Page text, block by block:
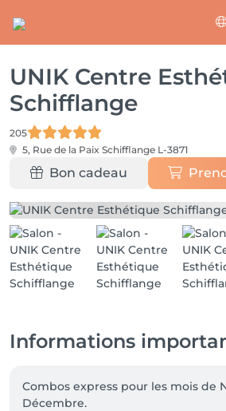
UNIK Centre
Schifflange
205
5, Rue de la Paix Schifflange L-3871
Bon cadeau
Informations
Combos express pour les mois de
Décembre.